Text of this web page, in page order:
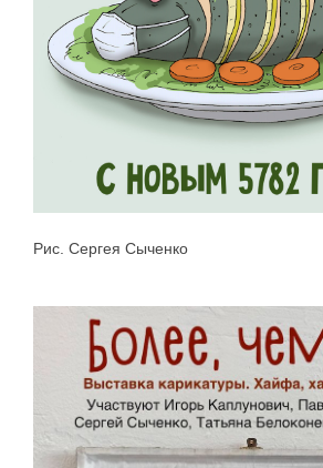
Рис. Сергея Сыченко